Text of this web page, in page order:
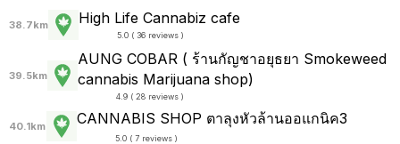
38.7km High Life Cannabiz cafe
5.0 ( 36 reviews )
39.5km
AUNG COBAR ( ร้านกัญชาอยุธยา Smokeweed
cannabis Marijuana shop)
4.9 ( 28 reviews )
40.1km CANNABIS SHOP ตาลุงหัวล้านออแกนิค3
5.0 ( 7 reviews )